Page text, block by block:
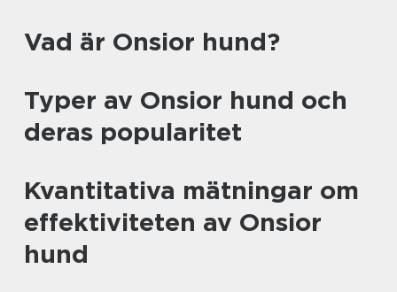
Vad är Onsior hund?
Typer av Onsior hund och
deras popularitet
Kvantitativa mätningar om
effektiviteten av Onsior
hund